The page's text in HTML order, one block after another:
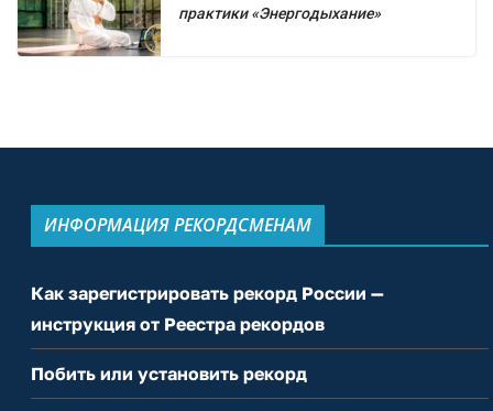
практики «Энергодыхание»
ИНФОРМАЦИЯ РЕКОРДСМЕНАМ
Как зарегистрировать рекорд России —
инструкция от Реестра рекордов
Побить или установить рекорд